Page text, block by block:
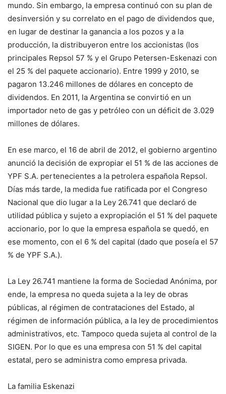
mundo. Sin embargo, la empresa continuó con su plan de
desinversión y su correlato en el pago de dividendos que,
en lugar de destinar la ganancia a los pozos y a la
producción, la distribuyeron entre los accionistas (los
principales Repsol 57 % y el Grupo Petersen-Eskenazi con
el 25 % del paquete accionario). Entre 1999 y 2010, se
pagaron 13.246 millones de dólares en concepto de
dividendos. En 2011, la Argentina se convirtió en un
importador neto de gas y petróleo con un déficit de 3.029
millones de dólares.
En ese marco, el 16 de abril de 2012, el gobierno argentino
anunció la decisión de expropiar el 51 % de las acciones de
YPF S.A. pertenecientes a la petrolera española Repsol.
Días más tarde, la medida fue ratificada por el Congreso
Nacional que dio lugar a la Ley 26.741 que declaró de
utilidad pública y sujeto a expropiación el 51 % del paquete
accionario, por lo que la empresa española se quedó, en
ese momento, con el 6 % del capital (dado que poseía el 57
% de YPF S.A.).
La Ley 26.741 mantiene la forma de Sociedad Anónima, por
ende, la empresa no queda sujeta a la ley de obras
públicas, al régimen de contrataciones del Estado, al
régimen de información pública, a la ley de procedimientos
administrativos, etc. Tampoco queda sujeta al control de la
SIGEN. Por lo que es una empresa con 51 % del capital
estatal, pero se administra como empresa privada.
La familia Eskenazi